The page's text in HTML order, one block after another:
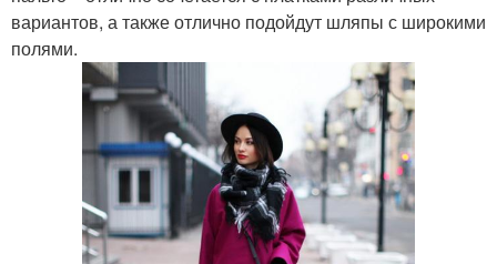
вариантов, а также отлично подойдут шляпы с широкими
полями.